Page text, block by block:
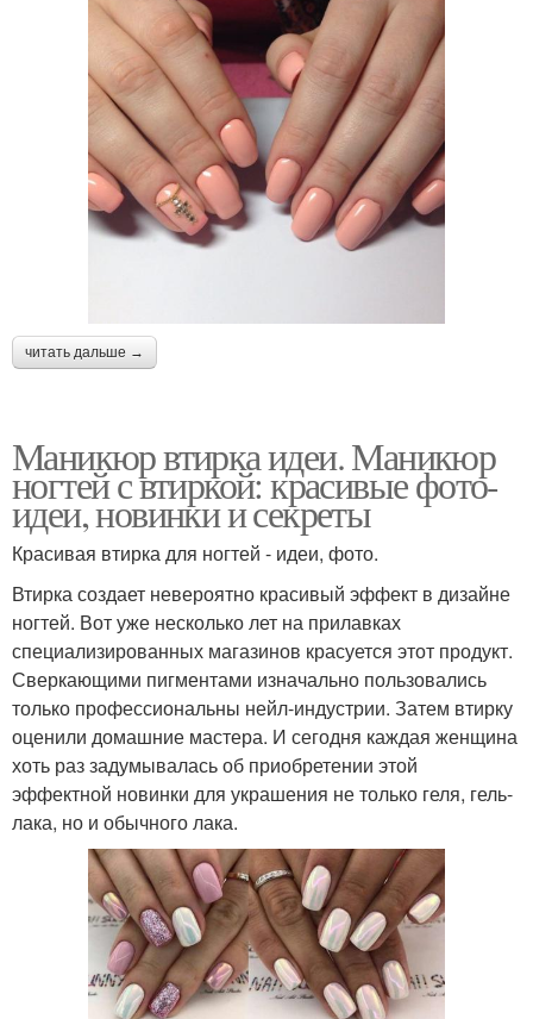
читать дальше →
Маникюр втирка идеи. Маникюр
ногтей с втиркой: красивые фото-
идеи, новинки и секреты
Красивая втирка для ногтей - идеи, фото.
Втирка создает невероятно красивый эффект в дизайне
ногтей. Вот уже несколько лет на прилавках
специализированных магазинов красуется этот продукт.
Сверкающими пигментами изначально пользовались
только профессиональны нейл-индустрии. Затем втирку
оценили домашние мастера. И сегодня каждая женщина
хоть раз задумывалась об приобретении этой
эффектной новинки для украшения не только геля, гель-
лака, но и обычного лака.